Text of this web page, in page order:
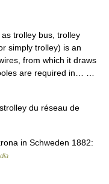
trolley bus, trolley
simply trolley) is an
from which it draws
are required in… …
du réseau de
in Schweden 1882: